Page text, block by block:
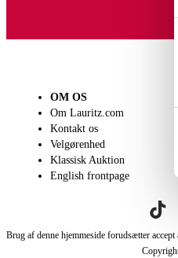
OM OS
Om Lauritz.com
Kontakt os
Velgørenhed
Klassisk Auktion
English frontpage
Brug af denne hjemmeside forudsætter